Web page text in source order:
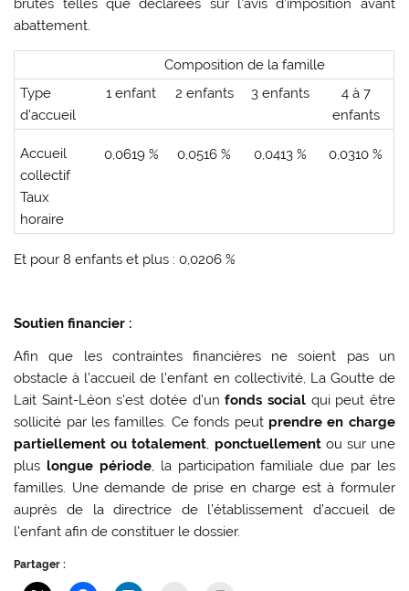
brutes telles que déclarées sur l’avis d’imposition avant
abattement.
Composition de la famille
Type
d’accueil
1 enfant 2 enfants 3 enfants
4 à 7
enfants
Accueil
collectif
Taux
horaire
0,0619 % 0,0516 % 0,0413 % 0,0310 %
Et pour 8 enfants et plus : 0,0206 %
Soutien financier :
Afin que les contraintes financières ne soient pas un
obstacle à l’accueil de l’enfant en collectivité, La Goutte de
Lait Saint-Léon s’est dotée d’unfonds socialqui peut être
sollicité par les familles. Ce fonds peut prendre en charge
partiellement ou totalement, ponctuellementou sur une
plus longue période, la participation familiale due par les
familles. Une demande de prise en charge est à formuler
auprès de la directrice de l’établissement d’accueil de
l’enfant afin de constituer le dossier.
Partager :